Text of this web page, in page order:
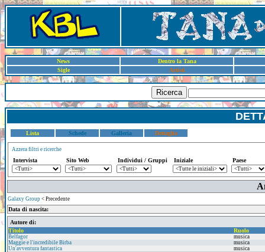
News
Dentro la Tana
Sigle
Artisti
Ricerca
Lista Schede Galleria Dettaglio
Azzera filtri e ricerche
Intervista Sito Web Individui / Gruppi Iniziale Paese
Galaxy Group < Precedente
Data di nascita:
Autore di:
Titolo
Ruolo
Belfagor
musica
Maggie e l'incredibile Birba
musica
Un'avventura fantastica
musica